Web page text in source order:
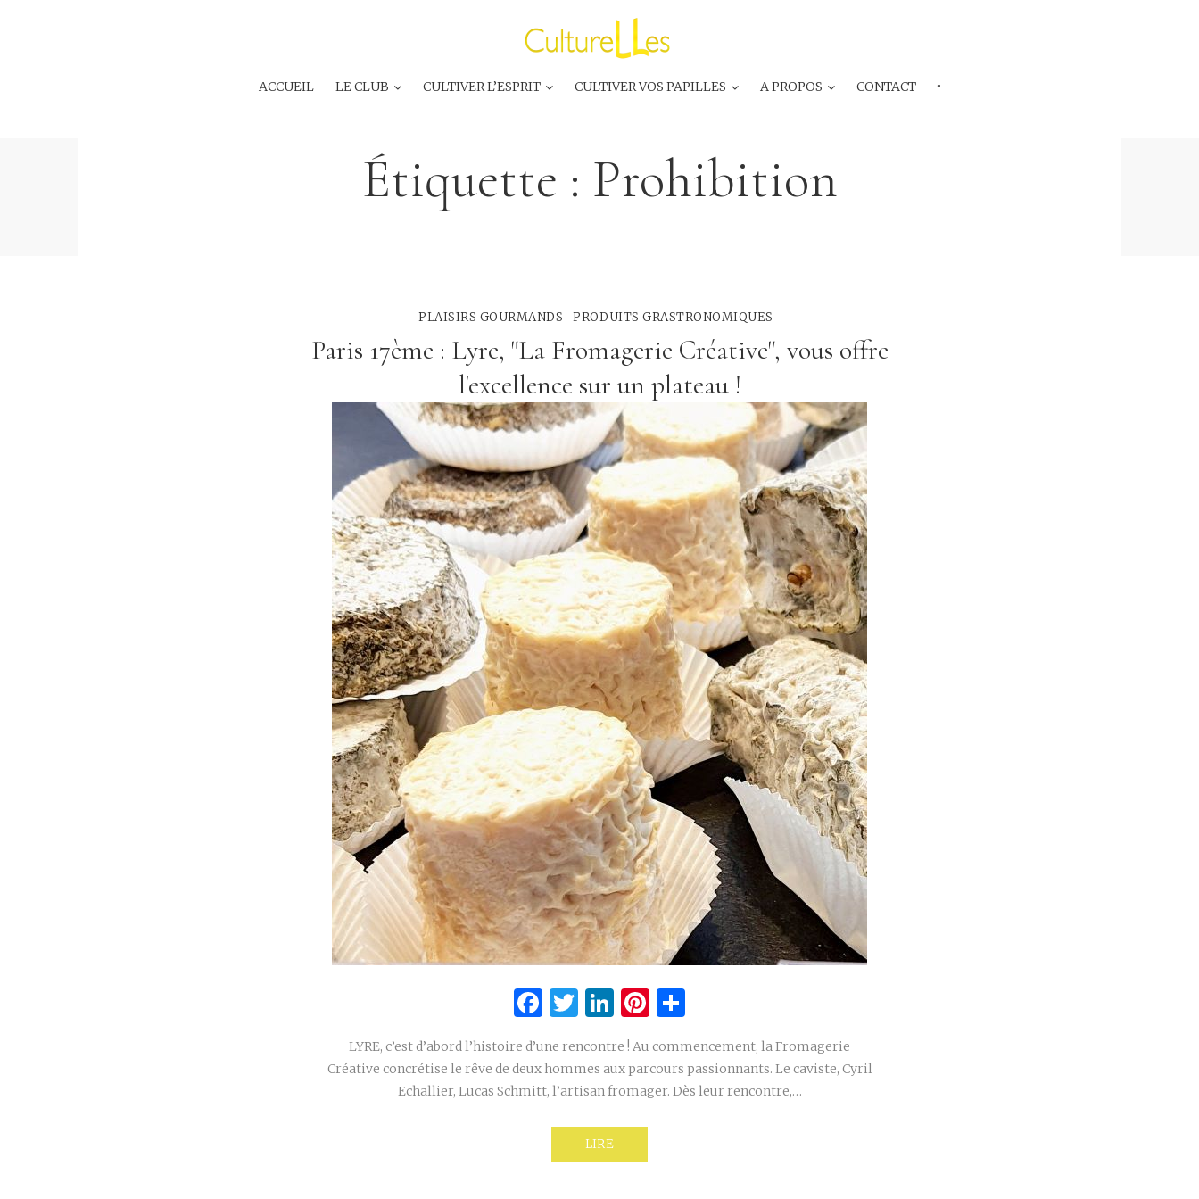
ACCUEIL LE CLUB CULTIVER L’ESPRIT CULTIVER VOS PAPILLES A PROPOS CONTACT ···
Étiquette : Prohibition
PLAISIRS GOURMANDS PRODUITS GRASTRONOMIQUES
Paris 17ème : Lyre, "La Fromagerie Créative", vous offre
l'excellence sur un plateau !
Facebook
Twitter
LinkedIn
Pinterest
LYRE, c’est d’abord l’histoire d’une rencontre ! Au commencement, la Fromagerie
Créative concrétise le rêve de deux hommes aux parcours passionnants. Le caviste, Cyril
Echallier, Lucas Schmitt, l’artisan fromager. Dès leur rencontre,…
LIRE